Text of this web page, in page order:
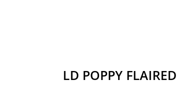
LD POPPY FLAIRED